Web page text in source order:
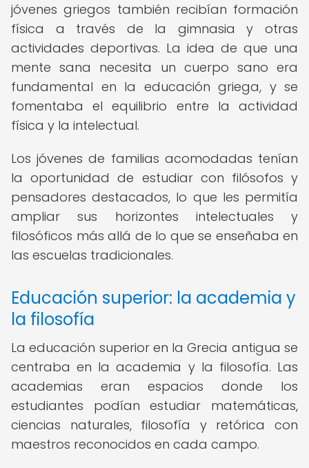
jóvenes griegos también recibían formación
física a través de la gimnasia y otras
actividades deportivas. La idea de que una
mente sana necesita un cuerpo sano era
fundamental en la educación griega, y se
fomentaba el equilibrio entre la actividad
física y la intelectual.
Los jóvenes de familias acomodadas tenían
la oportunidad de estudiar con filósofos y
pensadores destacados, lo que les permitía
ampliar sus horizontes intelectuales y
filosóficos más allá de lo que se enseñaba en
las escuelas tradicionales.
Educación superior: la academia y
la filosofía
La educación superior en la Grecia antigua se
centraba en la academia y la filosofía. Las
academias eran espacios donde los
estudiantes podían estudiar matemáticas,
ciencias naturales, filosofía y retórica con
maestros reconocidos en cada campo.